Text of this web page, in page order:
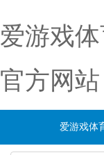
爱游戏
官方网站
爱游戏体